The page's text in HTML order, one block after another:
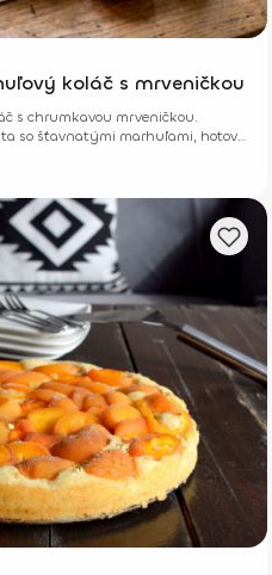
koláč s mrveničkou
s chrumkavou mrveničkou.
so šťavnatými marhuľami, hotový